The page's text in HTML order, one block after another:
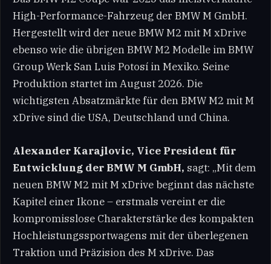
High-Performance-Fahrzeug der BMW M GmbH.
Hergestellt wird der neue BMW M2 mit M xDrive
ebenso wie die übrigen BMW M2 Modelle im BMW
Group Werk San Luis Potosí in Mexiko. Seine
Produktion startet im August 2026. Die
wichtigsten Absatzmärkte für den BMW M2 mit M
xDrive sind die USA, Deutschland und China.
Alexander Karajlovic, Vice President für
Entwicklung der BMW M GmbH, sagt: „Mit dem
neuen BMW M2 mit M xDrive beginnt das nächste
Kapitel einer Ikone – erstmals vereint er die
kompromisslose Charakterstärke des kompakten
Hochleistungssportwagens mit der überlegenen
Traktion und Präzision des M xDrive. Das